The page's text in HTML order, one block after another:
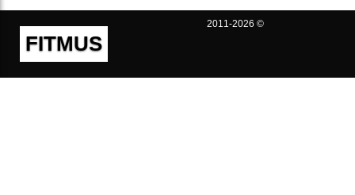
FITMUS
2011-2026 ©